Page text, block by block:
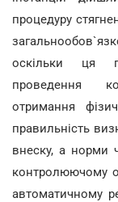
процедуру
оскільки ця
проведення
отримання
правильність
внеску, а норми
контролюючому
автоматичному